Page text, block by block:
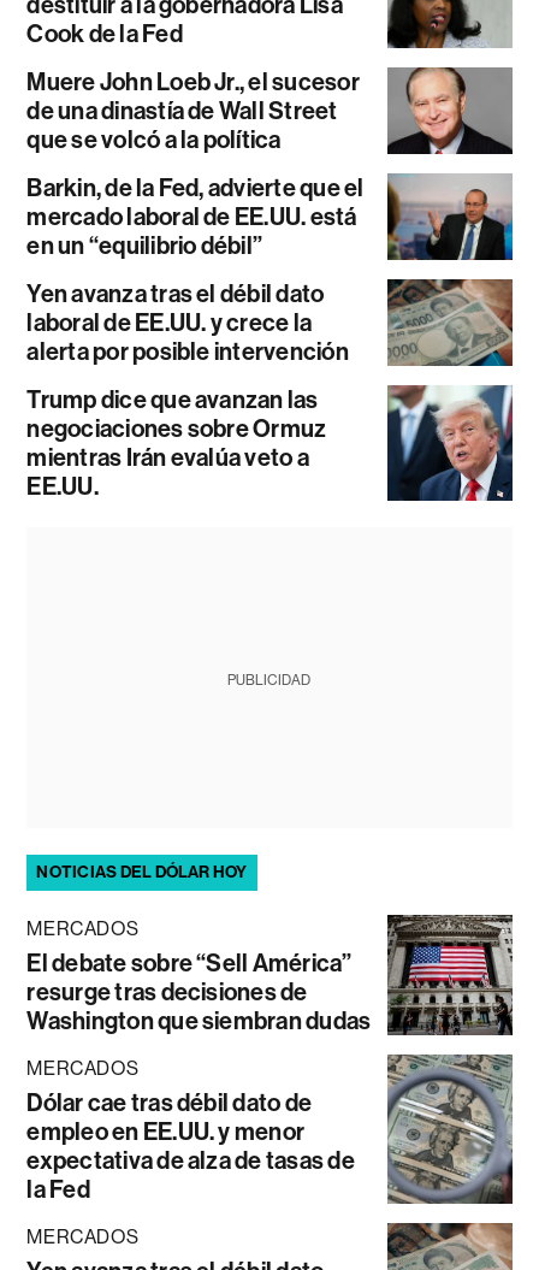
Cook de la Fed
Muere John Loeb Jr., el sucesor
de una dinastía de Wall Street
que se volcó a la política
Barkin, de la Fed, advierte que el
mercado laboral de EE.UU. está
en un “equilibrio débil”
Yen avanza tras el débil dato
laboral de EE.UU. y crece la
alerta por posible intervención
Trump dice que avanzan las
negociaciones sobre Ormuz
mientras Irán evalúa veto a
EE.UU.
PUBLICIDAD
NOTICIAS DEL DÓLAR HOY
MERCADOS
El debate sobre “Sell América”
resurge tras decisiones de
Washington que siembran dudas
MERCADOS
Dólar cae tras débil dato de
empleo en EE.UU. y menor
expectativa de alza de tasas de
la Fed
MERCADOS